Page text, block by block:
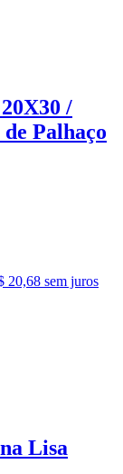
/
Palhaço
20,68 sem juros
Lisa